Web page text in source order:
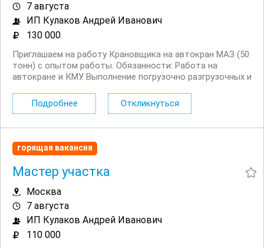
7 августа
ИП Кулаков Андрей Иванович
130 000
Приглашаем на работу Крановщика на автокран МАЗ (50
тонн) с опытом работы. Обязанности: Работа на
автокране и КМУ. Выполнение погрузочно разгрузочных и
техники. Бережная эксплуатация автомобиля.
Требования: ...
Подробнее Откликнуться
горящая вакансия
Мастер участка
Москва
7 августа
ИП Кулаков Андрей Иванович
110 000